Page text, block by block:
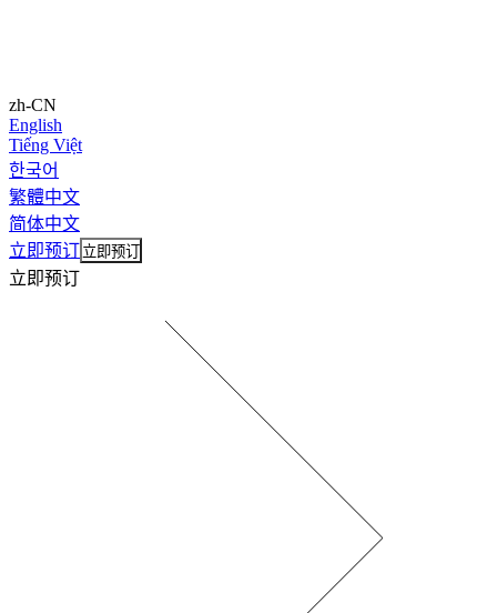
zh-CN
English
Tiếng Việt
한국어
繁體中文
简体中文
立即预订 立即预订
立即预订